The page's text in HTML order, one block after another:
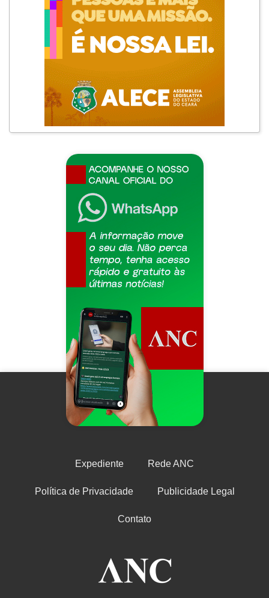
Expediente Rede ANC
Política de Privacidade Publicidade Legal
Contato